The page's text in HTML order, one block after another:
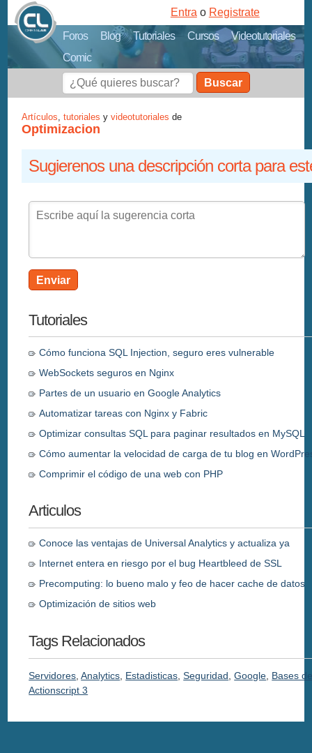
Foros Blog Tutoriales Cursos
Videotutoriales
Comic
Entra o Registrate
Buscar
Artículos,tutoriales yvideotutoriales de
Optimizacion
Sugierenos una descripción corta para
Enviar
Tutoriales
Cómo funciona SQL Injection, seguro eres vulnerable
WebSockets seguros en Nginx
Partes de un usuario en Google Analytics
Automatizar tareas con Nginx y Fabric
Optimizar consultas SQL para paginar resultados en MySQL
Cómo aumentar la velocidad de carga de tu blog en
Comprimir el código de una web con PHP
Articulos
Conoce las ventajas de Universal Analytics y actualiza ya
Internet entera en riesgo por el bug Heartbleed de SSL
Precomputing: lo bueno malo y feo de hacer cache de datos
Optimización de sitios web
Tags Relacionados
Servidores ,Analytics Estadisticas ,Seguridad ,Google Bases
Actionscript 3